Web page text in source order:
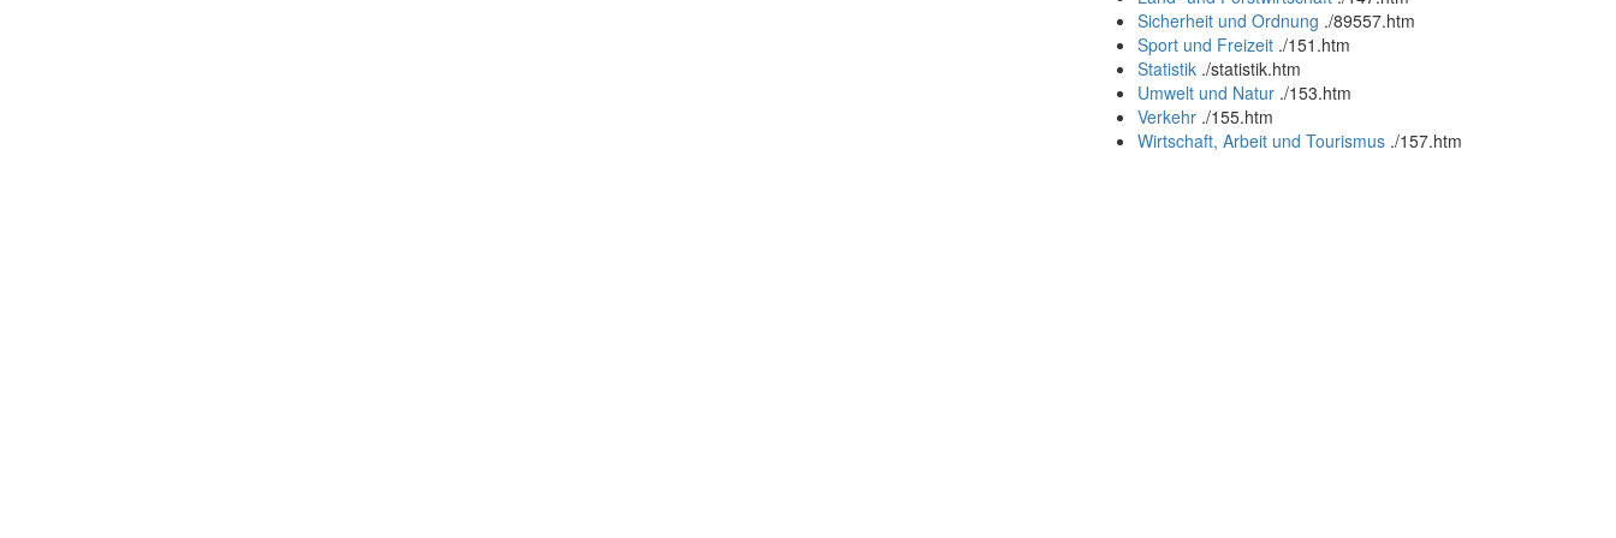
Sicherheit und Ordnung ./89557.htm
Sport und Freizeit ./151.htm
Statistik ./statistik.htm
Umwelt und Natur ./153.htm
Verkehr ./155.htm
Wirtschaft, Arbeit und Tourismus ./157.htm